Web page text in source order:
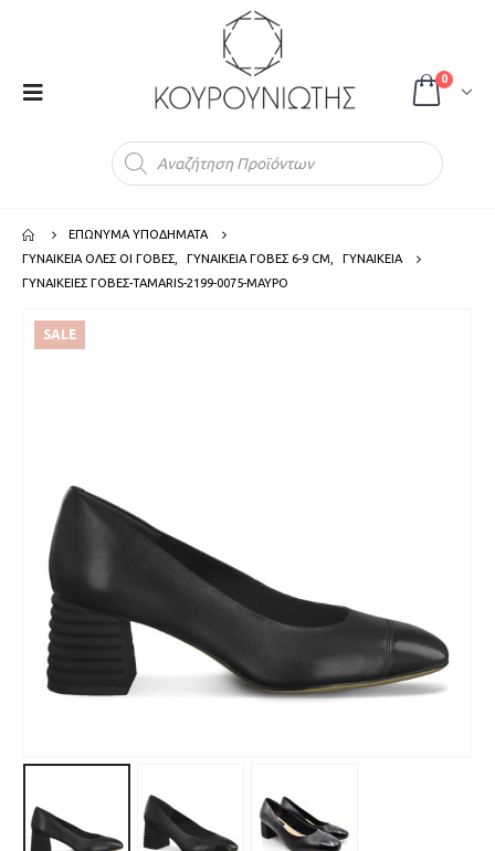
0
ΕΠΩΝΥΜΑ ΥΠΟΔΗΜΑΤΑ
ΓΥΝΑΙΚΕΙΑ ΟΛΕΣ ΟΙ ΓΟΒΕΣ
ΓΥΝΑΙΚΕΙΑ ΓΟΒΕΣ 6-9 CM
ΓΥΝΑΙΚΕΙΑ
ΓΥΝΑΙΚΕΙΕΣ ΓΟΒΕΣ-TAMARIS-2199-0075-ΜΑΥΡΟ
SALE